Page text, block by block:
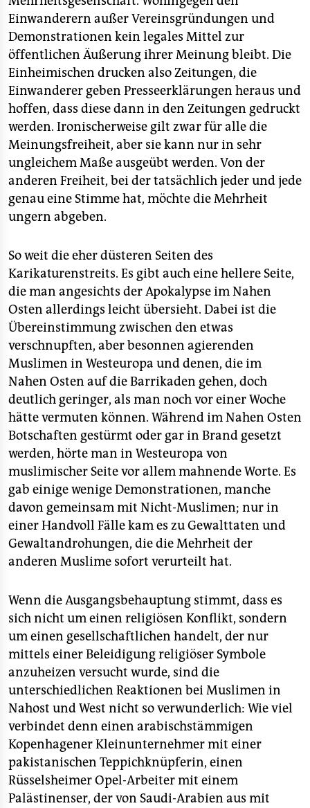
Einwanderern außer Vereinsgründungen und
Demonstrationen kein legales Mittel zur
öffentlichen Äußerung ihrer Meinung bleibt. Die
Einheimischen drucken also Zeitungen, die
Einwanderer geben Presseerklärungen heraus und
hoffen, dass diese dann in den Zeitungen gedruckt
werden. Ironischerweise gilt zwar für alle die
Meinungsfreiheit, aber sie kann nur in sehr
ungleichem Maße ausgeübt werden. Von der
anderen Freiheit, bei der tatsächlich jeder und jede
genau eine Stimme hat, möchte die Mehrheit
ungern abgeben.
So weit die eher düsteren Seiten des
Karikaturenstreits. Es gibt auch eine hellere Seite,
die man angesichts der Apokalypse im Nahen
Osten allerdings leicht übersieht. Dabei ist die
Übereinstimmung zwischen den etwas
verschnupften, aber besonnen agierenden
Muslimen in Westeuropa und denen, die im
Nahen Osten auf die Barrikaden gehen, doch
deutlich geringer, als man noch vor einer Woche
hätte vermuten können. Während im Nahen Osten
Botschaften gestürmt oder gar in Brand gesetzt
werden, hörte man in Westeuropa von
muslimischer Seite vor allem mahnende Worte. Es
gab einige wenige Demonstrationen, manche
davon gemeinsam mit Nicht-Muslimen; nur in
einer Handvoll Fälle kam es zu Gewalttaten und
Gewaltandrohungen, die die Mehrheit der
anderen Muslime sofort verurteilt hat.
Wenn die Ausgangsbehauptung stimmt, dass es
sich nicht um einen religiösen Konflikt, sondern
um einen gesellschaftlichen handelt, der nur
mittels einer Beleidigung religiöser Symbole
anzuheizen versucht wurde, sind die
unterschiedlichen Reaktionen bei Muslimen in
Nahost und West nicht so verwunderlich: Wie viel
verbindet denn einen arabischstämmigen
Kopenhagener Kleinunternehmer mit einer
pakistanischen Teppichknüpferin, einen
Rüsselsheimer Opel-Arbeiter mit einem
Palästinenser, der von Saudi-Arabien aus mit